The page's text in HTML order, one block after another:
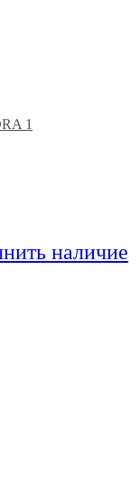
1
наличие